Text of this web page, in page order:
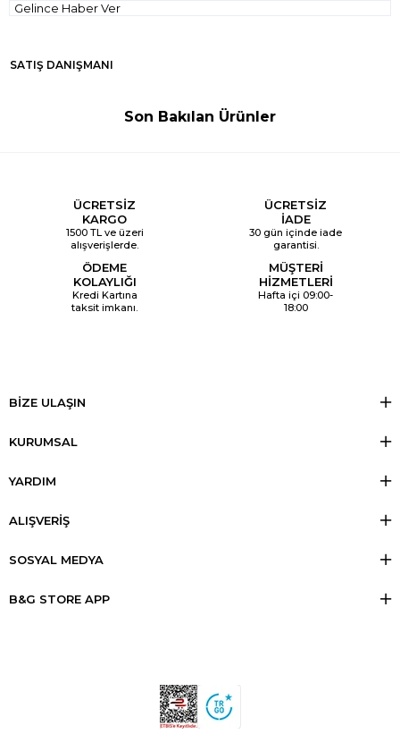
Gelince Haber Ver
SATIŞ DANIŞMANI
Son Bakılan Ürünler
ÜCRETSİZ
KARGO
1500 TL ve üzeri
alışverişlerde.
ÜCRETSİZ
İADE
30 gün içinde iade
garantisi.
ÖDEME
KOLAYLIĞI
Kredi Kartına
taksit imkanı.
MÜŞTERİ
HİZMETLERİ
Hafta içi 09:00-
18:00
BİZE ULAŞIN
KURUMSAL
YARDIM
ALIŞVERİŞ
SOSYAL MEDYA
B&G STORE APP